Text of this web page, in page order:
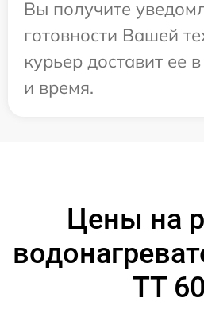
Вы получите
готовности Вашей
курьер доставит ее
и время.
Цены на
TT